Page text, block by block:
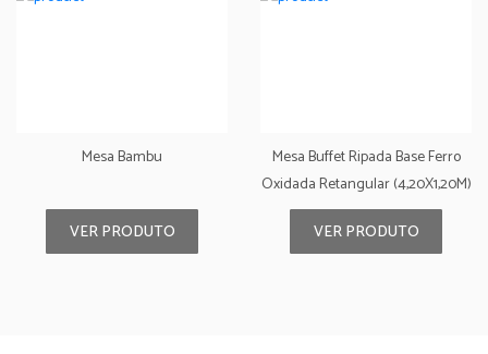
Mesa Bambu
VER PRODUTO
Mesa Buffet Ripada Base Ferro
Oxidada Retangular (4,20X1,20M)
VER PRODUTO